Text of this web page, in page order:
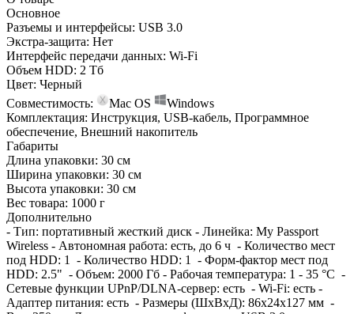
Основное
Разъемы и интерфейсы: USB 3.0
Экстра-защита: Нет
Интерфейс передачи данных: Wi-Fi
Объем HDD: 2 Тб
Цвет: Черный
Совместимость:
Mac OS
Windows
Комплектация: Инструкция, USB-кабель, Программное
обеспечение, Внешний накопитель
Габариты
Длина упаковки: 30 см
Ширина упаковки: 30 см
Высота упаковки: 30 см
Вес товара: 1000 г
Дополнительно
- Тип: портативный жесткий диск - Линейка: My Passport
Wireless - Автономная работа: есть, до 6 ч - Количество мест
под HDD: 1 - Количество HDD: 1 - Форм-фактор мест под
HDD: 2.5" - Объем: 2000 Гб - Рабочая температура: 1 - 35 °C -
Сетевые функции UPnP/DLNA-сервер: есть - Wi-Fi: есть -
Адаптер питания: есть - Размеры (ШхВхД): 86x24x127 мм -